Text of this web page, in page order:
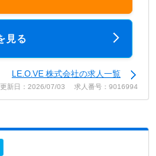
見る
LE.O.VE 株式会社の求人一覧
更新日：2026/07/03 求人番号：9016994